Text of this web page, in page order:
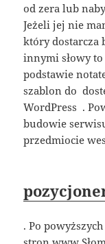
od zera lub
Jeżeli jej nie
który dostarcza
innymi słowy
podstawie
szablon do
WordPress .
budowie
przedmiocie
. Po